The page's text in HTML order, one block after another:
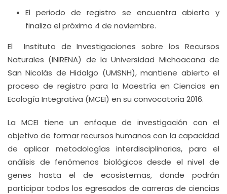
El periodo de registro se encuentra abierto y
finaliza el próximo 4 de noviembre.
El Instituto de Investigaciones sobre los Recursos
Naturales (INIRENA) de la Universidad Michoacana de
San Nicolás de Hidalgo (UMSNH), mantiene abierto el
proceso de registro para la Maestría en Ciencias en
Ecología Integrativa (MCEI) en su convocatoria 2016.
La MCEI tiene un enfoque de investigación con el
objetivo de formar recursos humanos con la capacidad
de aplicar metodologías interdisciplinarias, para el
análisis de fenómenos biológicos desde el nivel de
genes hasta el de ecosistemas, donde podrán
participar todos los egresados de carreras de ciencias